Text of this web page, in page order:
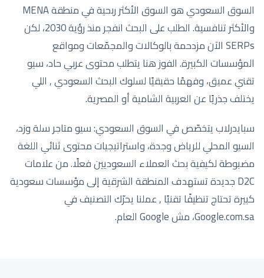
السوق السعودي هو السوق الأكثر ربحية في منطقة MENA
والأكثر تنافسية. الطلب على البحث انفجر منذ رؤية 2030، لكن
SERPs الآن مزدحمة بالوكالات والمجمّعات ومواقع
المؤسسات الكبيرة. الفوز هنا يتطلب محتوى عربي حاد، سيو
تقني عميق، وفهمًا حقيقيًا لسلوك البحث السعودي , اللي
يختلف جذريًا عن العربية الشامية أو المصرية.
سبايدرلاب يتخصّص في السوق السعودي: سيو متاجر سلة وزد،
السيو المحلي للرياض وجدة، واستراتيجيات محتوى ثنائي اللغة
مضبوطة لكيفية بحث العملاء السعوديين فعلًا. من علامات
D2C جديدة تستهدف المنطقة الشرقية إلى مؤسسات سعودية
كبيرة تحتاج تنظيفًا تقنيًا , عملنا يحرّك التصنيف في
Google.com.sa، مش Google العام.